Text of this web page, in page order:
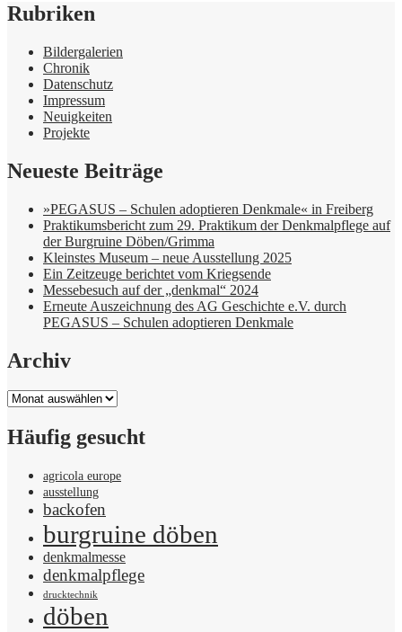
Rubriken
Bildergalerien
Chronik
Datenschutz
Impressum
Neuigkeiten
Projekte
Neueste Beiträge
»PEGASUS – Schulen adoptieren Denkmale« in Freiberg
Praktikumsbericht zum 29. Praktikum der Denkmalpflege auf
der Burgruine Döben/Grimma
Kleinstes Museum – neue Ausstellung 2025
Ein Zeitzeuge berichtet vom Kriegsende
Messebesuch auf der „denkmal“ 2024
Erneute Auszeichnung des AG Geschichte e.V. durch
PEGASUS – Schulen adoptieren Denkmale
Archiv
Archiv
Häufig gesucht
agricola europe
ausstellung
backofen
burgruine döben
denkmalmesse
denkmalpflege
drucktechnik
döben